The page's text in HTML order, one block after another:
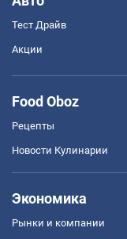
Тест Драйв
Акции
Food Oboz
Рецепты
Новости Кулинарии
Экономика
Рынки и компании